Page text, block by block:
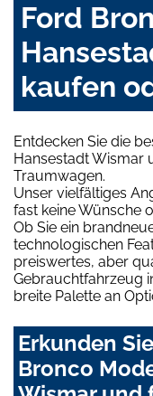
Ford
kaufen
Entdecken Sie die
Hansestadt Wismar
Traumwagen.
Unser vielfältiges
fast keine Wünsche
Ob Sie ein
technologischen
preiswertes, aber
Gebrauchtfahrzeug
breite Palette an
Erkunden
Bronco